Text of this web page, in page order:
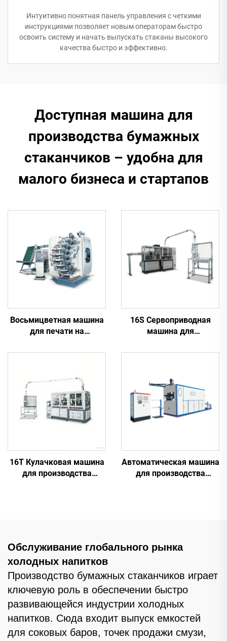
Интуитивно понятная панель управления с четкими
инструкциями позволяет новым операторам быстро
освоить систему и начать выпускать стаканы высокого
качества быстро и эффективно.
Доступная машина для
производства бумажных
стаканчиков – удобна для
малого бизнеса и стартапов
Восьмицветная машина
для печати на
стаканчиках
16S Сервоприводная
машина для
стаканчиков
16T Кулачковая машина
для производства
Автоматическая машина
для производства
Обслуживание глобального рынка
холодных напитков
Производство бумажных стаканчиков играет
ключевую роль в обеспечении быстро
развивающейся индустрии холодных
напитков. Сюда входит выпуск емкостей
для соковых баров, точек продажи смузи,